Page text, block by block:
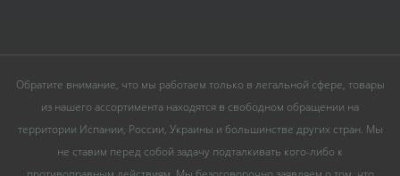
Обратите внимание, что мы работаем только в легальной сфере, товары
из нашего ассортимента находятся в свободном обращении на
территории Испании, России, Украины и большинстве других стран. Мы
не ставим перед собой задачу подталкивать кого-либо к